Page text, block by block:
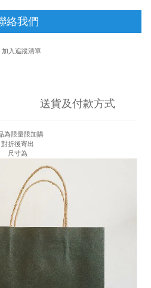
絡我們
加入追蹤清單
送貨及付款方式
為限量限加購
對折後寄出
尺寸為